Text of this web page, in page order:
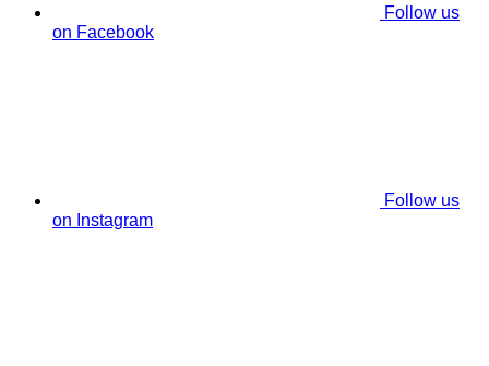
Follow us
on Facebook
Follow us
on Instagram